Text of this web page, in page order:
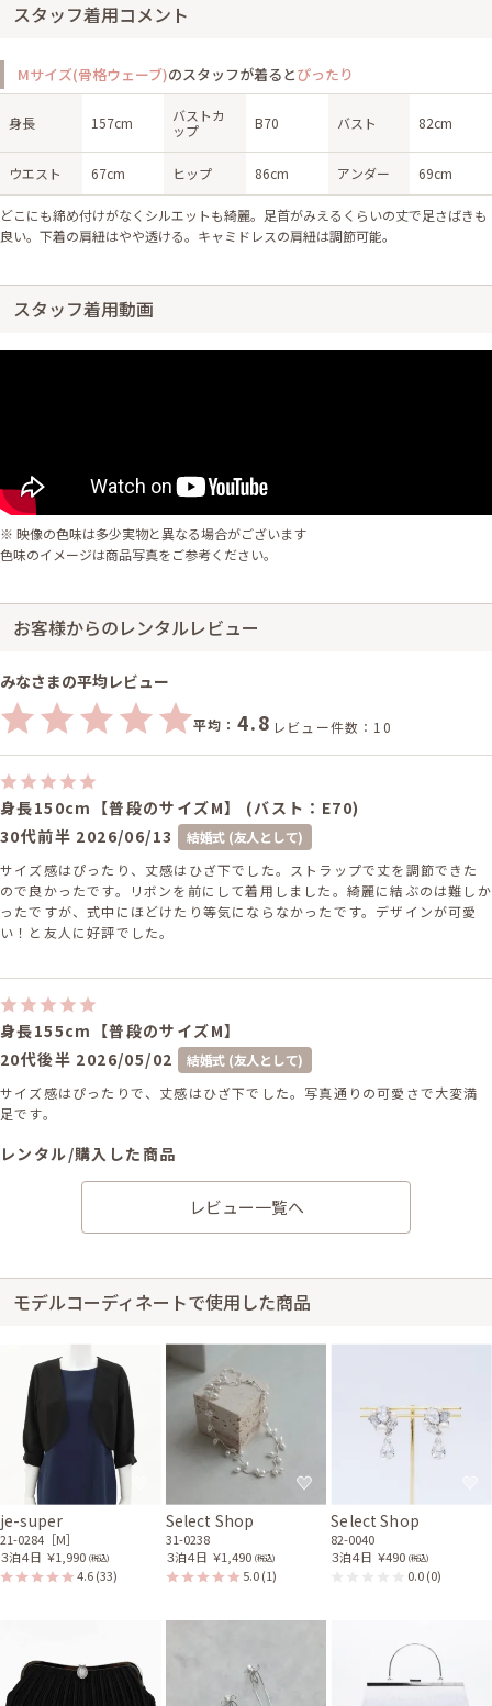
スタッフ着用コメント
Mサイズ(骨格ウェーブ)のスタッフが着るとぴったり
身長 157cm
バストカ
ップ
B70 バスト 82cm
ウエスト 67cm ヒップ 86cm アンダー 69cm
どこにも締め付けがなくシルエットも綺麗。足首がみえるくらいの丈で足さばきも
良い。下着の肩紐はやや透ける。キャミドレスの肩紐は調節可能。
スタッフ着用動画
※ 映像の色味は多少実物と異なる場合がございます
色味のイメージは商品写真をご参考ください。
お客様からのレンタルレビュー
みなさまの平均レビュー
平均： 4.8 レビュー件数：10
身長150cm【普段のサイズM】 (バスト：E70)
30代前半 2026/06/13
結婚式 (友人として)
サイズ感はぴったり、丈感はひざ下でした。ストラップで丈を調節できた
ので良かったです。リボンを前にして着用しました。綺麗に結ぶのは難しか
ったですが、式中にほどけたり等気にならなかったです。デザインが可愛
い！と友人に好評でした。
身長155cm【普段のサイズM】
20代後半 2026/05/02
結婚式 (友人として)
サイズ感はぴったりで、丈感はひざ下でした。写真通りの可愛さで大変満
足です。
レンタル/購入した商品
身長160cm【Mサイズ】
30代前半2025/09/27 結婚式 (友人として)
サイズはぴったりで、丈はひざ下でした。
レビュー一覧へ
モデルコーディネートで使用した商品
je-super
21-0284［M］
３泊４日 ￥1,990 (税込)
4.6(33)
Select Shop
31-0238
３泊４日 ￥1,490 (税込)
5.0(1)
Select Shop
82-0040
３泊４日 ￥490 (税込)
0.0(0)